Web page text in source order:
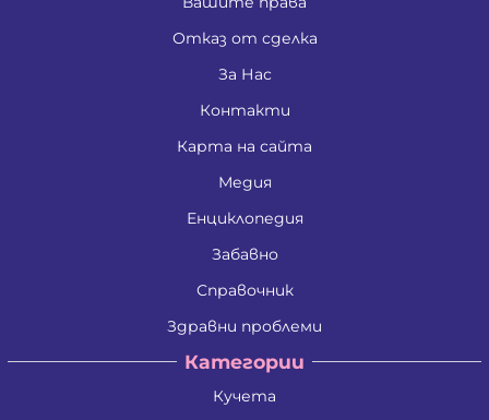
Отказ от сделка
За Нас
Контакти
Карта на сайта
Медия
Енциклопедия
Забавно
Справочник
Здравни проблеми
Категории
Кучета